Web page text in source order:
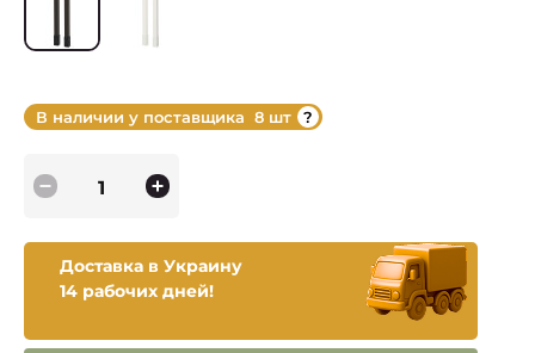
В наличии у поставщика 8 шт
Доставка в Украину
14 рабочих дней!